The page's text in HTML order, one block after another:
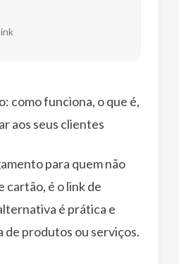
como funciona, o que é,
aos seus clientes
para quem não
cartão, é o link de
é prática e
de produtos ou serviços.